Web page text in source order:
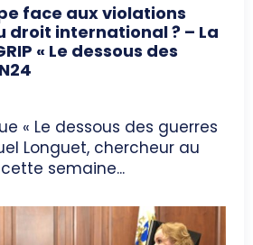
face aux violations
droit international ? – La
« Le dessous des
« Le dessous des guerres
Longuet, chercheur au
semaine...